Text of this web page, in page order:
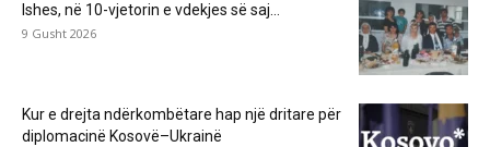
Ishes, në 10-vjetorin e vdekjes së saj…
9 Gusht 2026
Kur e drejta ndërkombëtare hap një dritare për
diplomacinë Kosovë–Ukrainë